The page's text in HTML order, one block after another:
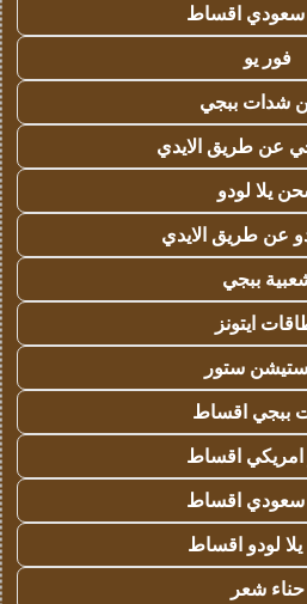
سعودي اقساط
فور يو
شدات ببجي
عن طريق الايدي
يلا لودو
عن طريق الايدي
ببجي
ايتونز
ستور
ببجي اقساط
امريكي اقساط
سعودي اقساط
لودو اقساط
حناء شعر